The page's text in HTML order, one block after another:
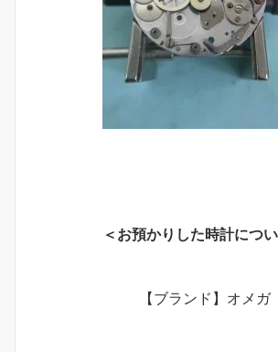
＜お預かりした時計につ
【ブランド】オメガ